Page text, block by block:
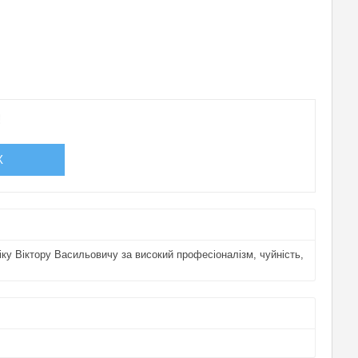
Віктору Васильовичу за високий професіоналізм, чуйність,